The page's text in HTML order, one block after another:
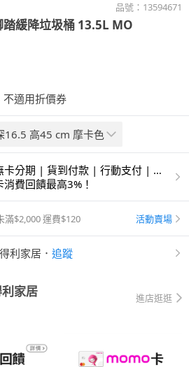
品號： 13594671
踏緩降垃圾桶 13.5L MO
不適用折價券
16.5 高45 cm 摩卡色
卡分期 | 貨到付款 | 行動支付 | 超
| 銀聯卡
費回饋最高3%！
滿$2,000 運費$120 活動賣場
利家居 ． 追蹤
家居 進店逛逛